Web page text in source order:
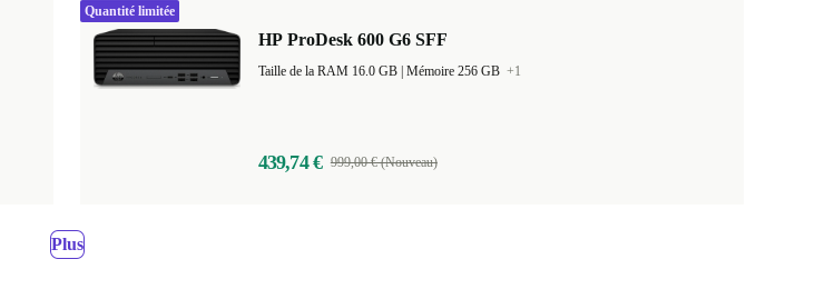
HP ProDesk 600 G6 SFF
Mémoire 256 GB +1
439,74 € 999,00 € (Nouveau)
Quantité limitée
Plus